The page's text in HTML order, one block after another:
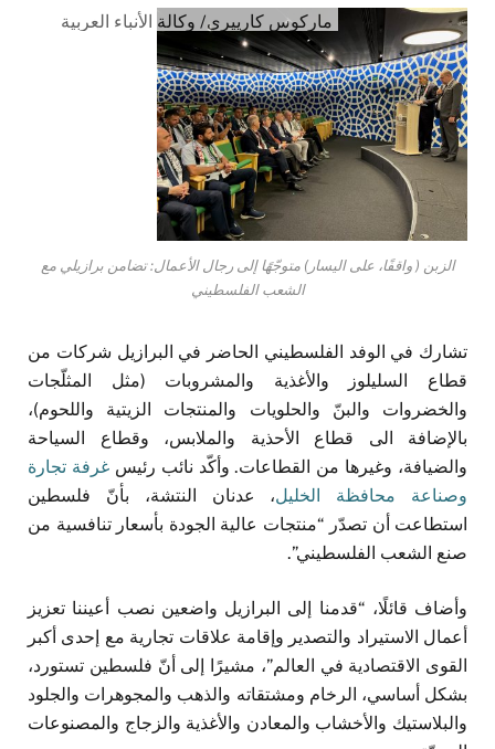
ماركوس كارييري/ وكالة الأنباء العربية
البرازيلية
الزبن ( واقفًا، على اليسار) متوجّهًا إلى رجال الأعمال: تضامن برازيلي مع
الشعب الفلسطيني
تشارك في الوفد الفلسطيني الحاضر في البرازيل شركات من
قطاع السليلوز والأغذية والمشروبات (مثل المثلّجات
والخضروات والبنّ والحلويات والمنتجات الزيتية واللحوم)،
بالإضافة الى قطاع الأحذية والملابس، وقطاع السياحة
والضيافة، وغيرها من القطاعات. وأكّد نائب رئيسغرفة تجارة
وصناعة محافظة الخليل، عدنان النتشة، بأنّ فلسطين
استطاعت أن تصدّر “منتجات عالية الجودة بأسعار تنافسية من
صنع الشعب الفلسطيني”.
وأضاف قائلًا، “قدمنا إلى البرازيل واضعين نصب أعيننا تعزيز
أعمال الاستيراد والتصدير وإقامة علاقات تجارية مع إحدى أكبر
القوى الاقتصادية في العالم”، مشيرًا إلى أنّ فلسطين تستورد،
بشكل أساسي، الرخام ومشتقاته والذهب والمجوهرات والجلود
والبلاستيك والأخشاب والمعادن والأغذية والزجاج والمصنوعات